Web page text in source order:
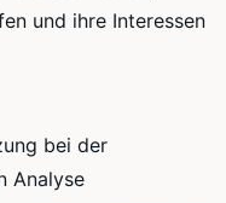
und ihre Interessen
bei der
Analyse